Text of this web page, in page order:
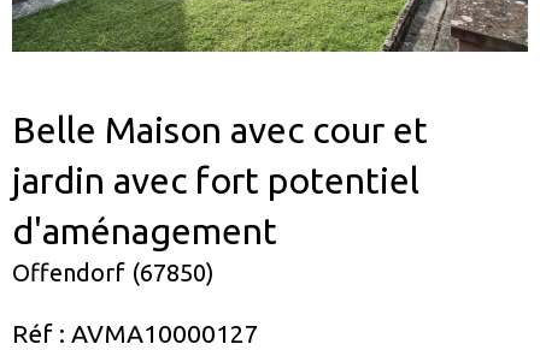
Belle Maison avec cour et
jardin avec fort potentiel
d'aménagement
Offendorf (67850)
Réf : AVMA10000127